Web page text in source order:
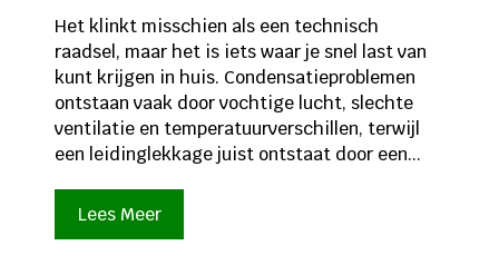
Het klinkt misschien als een technisch
raadsel, maar het is iets waar je snel last van
kunt krijgen in huis. Condensatieproblemen
ontstaan vaak door vochtige lucht, slechte
ventilatie en temperatuurverschillen, terwijl
een leidinglekkage juist ontstaat door een...
Lees Meer